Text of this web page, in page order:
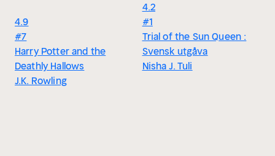
4.9
#7
Harry Potter and the
Deathly Hallows
J.K. Rowling
4.2
#1
Trial of the Sun Queen :
Svensk utgåva
Nisha J. Tuli